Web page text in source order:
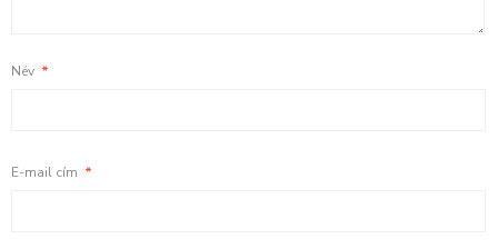
Név *
E-mail cím *